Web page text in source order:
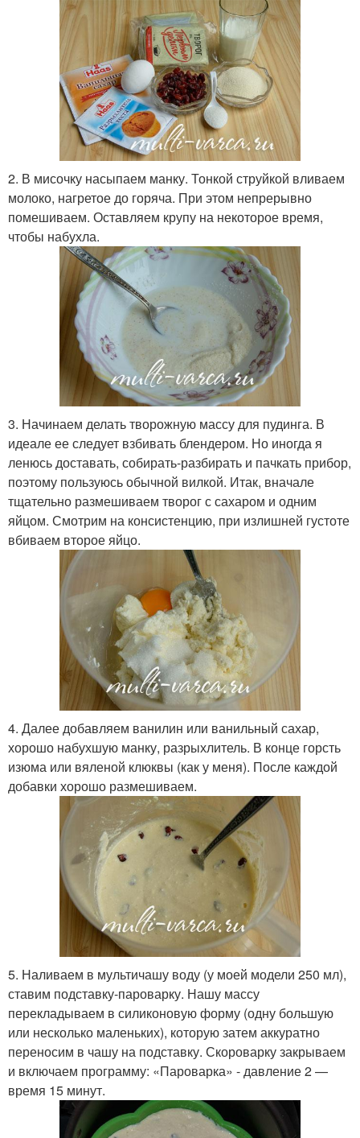
2. В мисочку насыпаем манку. Тонкой струйкой вливаем
молоко, нагретое до горяча. При этом непрерывно
помешиваем. Оставляем крупу на некоторое время,
чтобы набухла.
3. Начинаем делать творожную массу для пудинга. В
идеале ее следует взбивать блендером. Но иногда я
ленюсь доставать, собирать-разбирать и пачкать прибор,
поэтому пользуюсь обычной вилкой. Итак, вначале
тщательно размешиваем творог с сахаром и одним
яйцом. Смотрим на консистенцию, при излишней густоте
вбиваем второе яйцо.
4. Далее добавляем ванилин или ванильный сахар,
хорошо набухшую манку, разрыхлитель. В конце горсть
изюма или вяленой клюквы (как у меня). После каждой
добавки хорошо размешиваем.
5. Наливаем в мультичашу воду (у моей модели 250 мл),
ставим подставку-пароварку. Нашу массу
перекладываем в силиконовую форму (одну большую
или несколько маленьких), которую затем аккуратно
переносим в чашу на подставку. Скороварку закрываем
и включаем программу: «Пароварка» - давление 2 —
время 15 минут.